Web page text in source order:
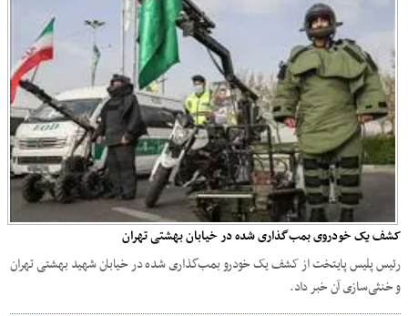
کشف یک خودروی بمب‌گذاری شده در خیابان بهشتی تهران
رئیس پلیس پایتخت از کشف یک خودرو بمب‌گذاری شده در خیابان شهید بهشتی تهران
و خنثی‌سازی آن خبر داد.